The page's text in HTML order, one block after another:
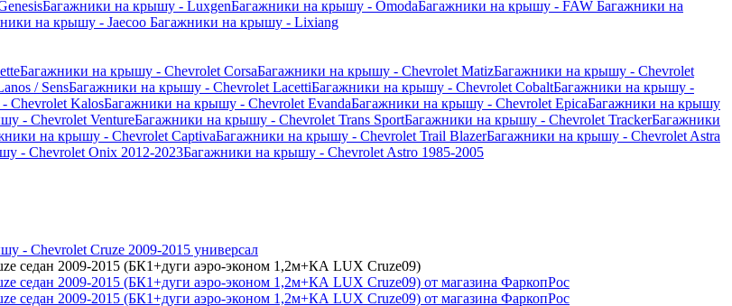
Багажники на крышу - LuxgenБагажники на крышу - OmodaБагажники на крышу - FAW Багажники на
на крышу - Jaecoo Багажники на крышу - Lixiang
Багажники на крышу - Chevrolet CorsaБагажники на крышу - Chevrolet MatizБагажники на крышу - Chevrolet
/ SensБагажники на крышу - Chevrolet LacettiБагажники на крышу - Chevrolet CobaltБагажники на крышу -
Chevrolet KalosБагажники на крышу - Chevrolet EvandaБагажники на крышу - Chevrolet EpicaБагажники на крышу
- Chevrolet VentureБагажники на крышу - Chevrolet Trans SportБагажники на крышу - Chevrolet TrackerБагажники
на крышу - Chevrolet CaptivaБагажники на крышу - Chevrolet Trail BlazerБагажники на крышу - Chevrolet Astra
- Chevrolet Onix 2012-2023Багажники на крышу - Chevrolet Astro 1985-2005
- Chevrolet Cruze 2009-2015 универсал
седан 2009-2015 (БК1+дуги аэро-эконом 1,2м+КА LUX Cruze09)